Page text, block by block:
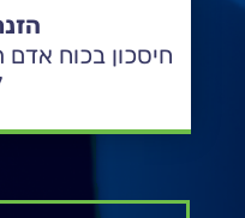
חיסכון בכוח